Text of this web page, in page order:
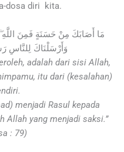
dosa diri kita.
مَا أَصَابَكَ مِنْ حَسَنَةٍ فَمِنَ
وَأَرْسَلْنَاكَ لِلنَّاسِ
adalah dari sisi Allah,
itu dari (kesalahan)
menjadi Rasul kepada
Allah yang menjadi saksi.”
: 79)